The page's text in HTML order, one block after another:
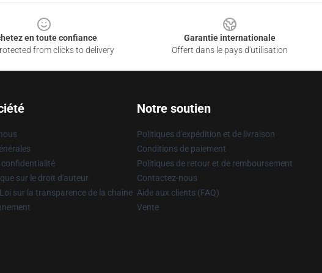
en toute confiance
from clicks to delivery
Garantie internationale
Offert dans le pays d'utilisation
confidentialité
sur le droit d'auteur
sur la transparence de la chaîne
Notre soutien
Politiques d'expédition et de livraison
Conditions de paiement
Politiques de retour et de remboursement
Contactez-nous
Aide aux clients (FAQ)
Vente